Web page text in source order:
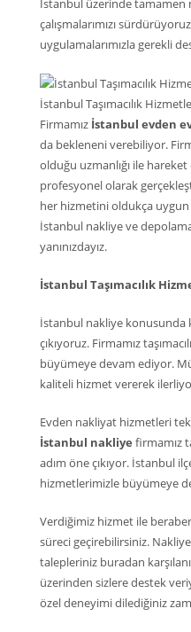
İstanbul üzerinde tamamen
çalışmalarımızı
uygulamalarımızla gerekli
İstanbul Taşımacılık
Firmamız İstanbul evden
da bekleneni verebiliyor.
olduğu uzmanlığı ile
profesyonel olarak
her hizmetini oldukça
İstanbul nakliye ve
yanınızdayız.
İstanbul Taşımacılık
İstanbul nakliye konusunda
çıkıyoruz. Firmamız
büyümeye devam ediyor.
kaliteli hizmet vererek
Evden nakliyat hizmetleri
İstanbul nakliye firmamız
adım öne çıkıyor. İstanbul
hizmetlerimizle büyümeye
Verdiğimiz hizmet ile
süreci geçirebilirsiniz.
talepleriniz buradan
üzerinden sizlere destek
özel deneyimi dilediğiniz